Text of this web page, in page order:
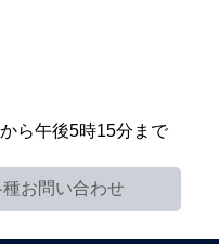
ら午後5時15分まで
種お問い合わせ